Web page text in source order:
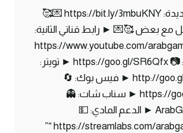
رابط قناتي الجديدة: https://bit.ly/3mbuKNY 💌🥰
مع بعض 🥰💌 ► رابط قناتي الثانية:
😍 https://www.youtube.com/
► الانستغرام: 📷 https://goo.gl/SR6Qfx ► تويتر:
🐦 http://goo.gl/7hPMA9 ► فيس بوك: 🔄
https://goo.gl/Oh3CdQ ► سناب شات: 👻
ArabGameNetwork ► الدعم المادي: 💵
https://streamlabs.com/arabgamesnetwork “”